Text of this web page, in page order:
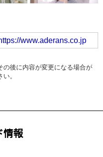
www.aderans.co.jp
後に内容が変更になる場合が
。
情報